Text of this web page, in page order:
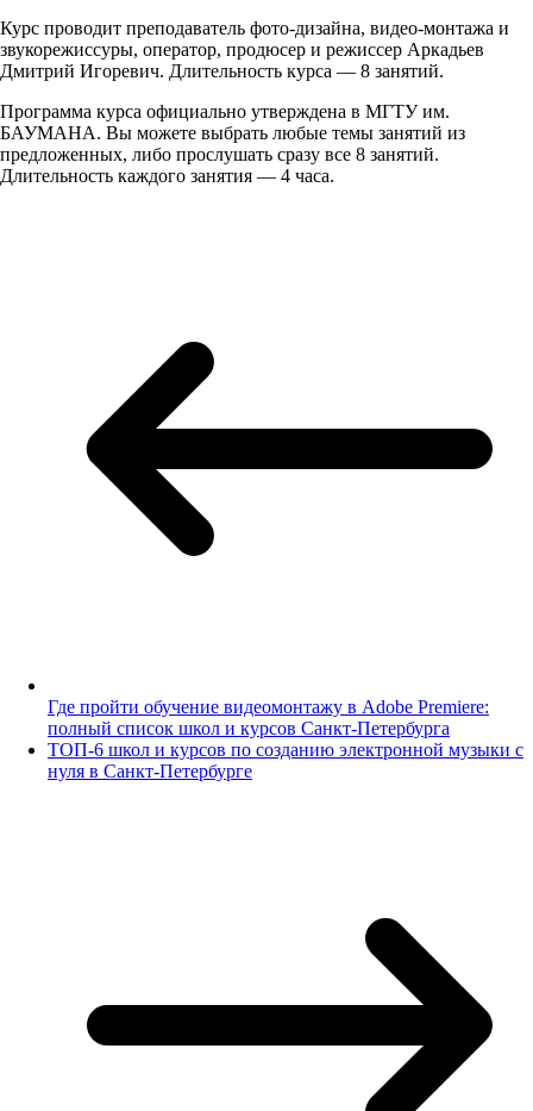
Курс проводит преподаватель фото-дизайна, видео-монтажа и
звукорежиссуры, оператор, продюсер и режиссер Аркадьев
Дмитрий Игоревич. Длительность курса — 8 занятий.
Программа курса официально утверждена в МГТУ им.
БАУМАНА. Вы можете выбрать любые темы занятий из
предложенных, либо прослушать сразу все 8 занятий.
Длительность каждого занятия — 4 часа.
Где пройти обучение видеомонтажу в Adobe Premiere:
полный список школ и курсов Санкт-Петербурга
ТОП-6 школ и курсов по созданию электронной музыки с
нуля в Санкт-Петербурге